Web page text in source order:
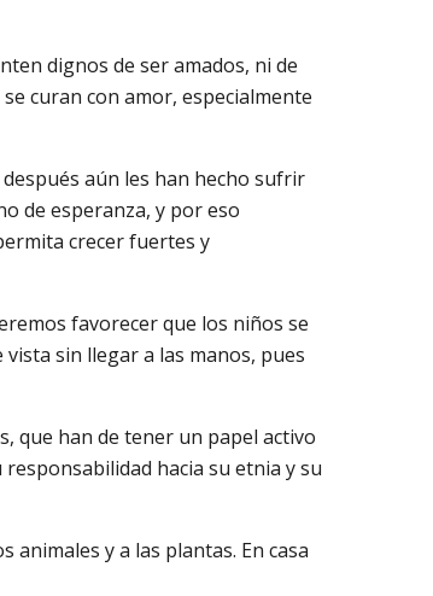
dignos de ser amados, ni de
curan con amor, especialmente
aún les han hecho sufrir
de esperanza, y por eso
crecer fuertes y
favorecer que los niños se
sin llegar a las manos, pues
que han de tener un papel activo
hacia su etnia y su
y a las plantas. En casa